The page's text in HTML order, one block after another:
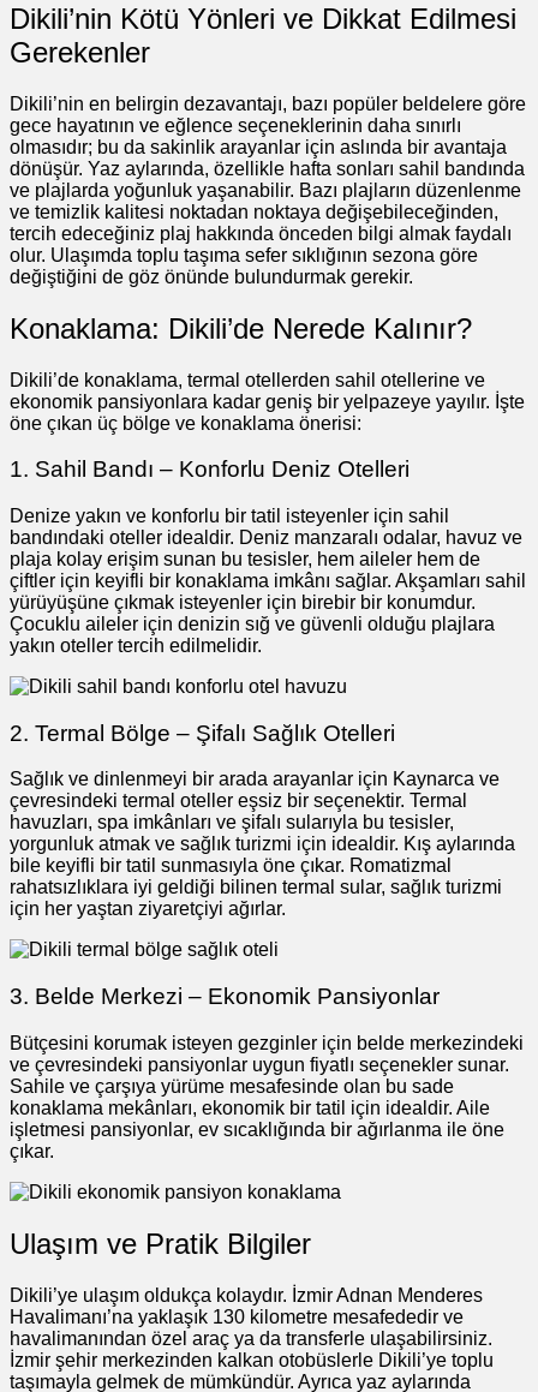
Dikili’nin Kötü Yönleri ve Dikkat Edilmesi
Gerekenler
Dikili’nin en belirgin dezavantajı, bazı popüler beldelere göre
gece hayatının ve eğlence seçeneklerinin daha sınırlı
olmasıdır; bu da sakinlik arayanlar için aslında bir avantaja
dönüşür. Yaz aylarında, özellikle hafta sonları sahil bandında
ve plajlarda yoğunluk yaşanabilir. Bazı plajların düzenlenme
ve temizlik kalitesi noktadan noktaya değişebileceğinden,
tercih edeceğiniz plaj hakkında önceden bilgi almak faydalı
olur. Ulaşımda toplu taşıma sefer sıklığının sezona göre
değiştiğini de göz önünde bulundurmak gerekir.
Konaklama: Dikili’de Nerede Kalınır?
Dikili’de konaklama, termal otellerden sahil otellerine ve
ekonomik pansiyonlara kadar geniş bir yelpazeye yayılır. İşte
öne çıkan üç bölge ve konaklama önerisi:
1. Sahil Bandı – Konforlu Deniz Otelleri
Denize yakın ve konforlu bir tatil isteyenler için sahil
bandındaki oteller idealdir. Deniz manzaralı odalar, havuz ve
plaja kolay erişim sunan bu tesisler, hem aileler hem de
çiftler için keyifli bir konaklama imkânı sağlar. Akşamları sahil
yürüyüşüne çıkmak isteyenler için birebir bir konumdur.
Çocuklu aileler için denizin sığ ve güvenli olduğu plajlara
yakın oteller tercih edilmelidir.
2. Termal Bölge – Şifalı Sağlık Otelleri
Sağlık ve dinlenmeyi bir arada arayanlar için Kaynarca ve
çevresindeki termal oteller eşsiz bir seçenektir. Termal
havuzları, spa imkânları ve şifalı sularıyla bu tesisler,
yorgunluk atmak ve sağlık turizmi için idealdir. Kış aylarında
bile keyifli bir tatil sunmasıyla öne çıkar. Romatizmal
rahatsızlıklara iyi geldiği bilinen termal sular, sağlık turizmi
için her yaştan ziyaretçiyi ağırlar.
3. Belde Merkezi – Ekonomik Pansiyonlar
Bütçesini korumak isteyen gezginler için belde merkezindeki
ve çevresindeki pansiyonlar uygun fiyatlı seçenekler sunar.
Sahile ve çarşıya yürüme mesafesinde olan bu sade
konaklama mekânları, ekonomik bir tatil için idealdir. Aile
işletmesi pansiyonlar, ev sıcaklığında bir ağırlanma ile öne
çıkar.
Ulaşım ve Pratik Bilgiler
Dikili’ye ulaşım oldukça kolaydır. İzmir Adnan Menderes
Havalimanı’na yaklaşık 130 kilometre mesafededir ve
havalimanından özel araç ya da transferle ulaşabilirsiniz.
İzmir şehir merkezinden kalkan otobüslerle Dikili’ye toplu
taşımayla gelmek de mümkündür. Ayrıca yaz aylarında